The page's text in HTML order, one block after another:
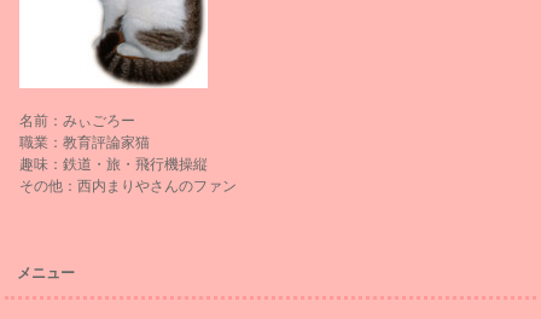
名前：みぃごろー
職業：教育評論家猫
趣味：鉄道・旅・飛行機操縦
その他：西内まりやさんのファン
メニュー